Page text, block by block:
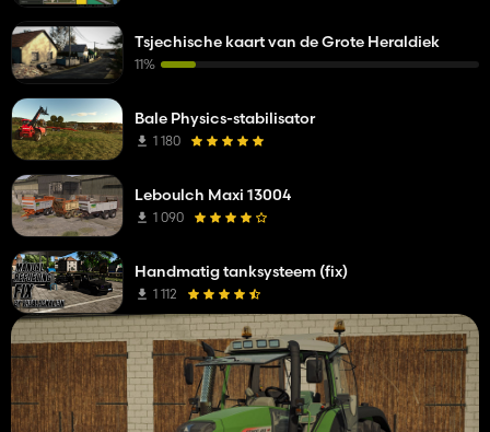
Tsjechische kaart van de Grote Heraldiek
11%
Bale Physics-stabilisator
1 180
Leboulch Maxi 13004
1 090
Handmatig tanksysteem (fix)
1 112